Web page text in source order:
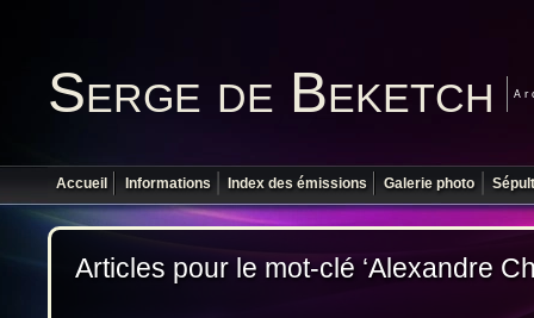
Serge de Beketch
Accueil Informations Index des émissions Galerie photo
Articles pour le mot-clé ‘Alexandre